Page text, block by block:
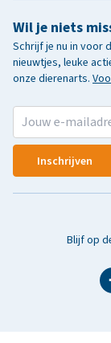
Wil je niets
Schrijf je nu in voor
nieuwtjes, leuke
onze dierenarts.
Inschrijven
Blijf op